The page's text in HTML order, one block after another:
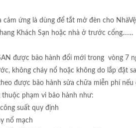
ứng là dùng để tắt mở đèn cho
Khách Sạn hoặc nhà ở trước cổng……
được bảo hành đổi mới trong vòng 7
không cháy nổ hoặc không do lắp đặt
được bảo hành sửa chữa miễn phí
thuộc phạm vi bảo hành như:
suất quy định
nổ mạch